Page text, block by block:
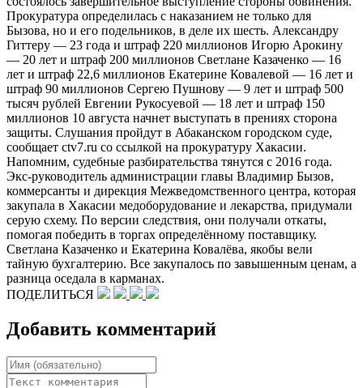
Прокуратура определилась с наказанием не только для
Бызова, но и его подельников, в деле их шесть. Александру
Гиттеру — 23 года и штраф 220 миллионов Игорю Арокину
— 20 лет и штраф 200 миллионов Светлане Казаченко — 16
лет и штраф 22,6 миллионов Екатерине Ковалевой — 16 лет и
штраф 90 миллионов Сергею Пушнову — 9 лет и штраф 500
тысяч рублей Евгении Рукосуевой — 18 лет и штраф 150
миллионов 10 августа начнет выступать в прениях сторона
защиты. Слушания пройдут в Абаканском городском суде,
сообщает ctv7.ru со ссылкой на прокуратуру Хакасии.
Напомним, судебные разбирательства тянутся с 2016 года.
Экс-руководитель администрации главы Владимир Бызов,
коммерсанты и дирекция Межведомственного центра, которая
закупала в Хакасии медоборудование и лекарства, придумали
серую схему. По версии следствия, они получали откаты,
помогая победить в торгах определённому поставщику.
Светлана Казаченко и Екатерина Ковалёва, якобы вели
тайную бухгалтерию. Все закупалось по завышенным ценам, а
разница оседала в карманах.
ПОДЕЛИТЬСЯ
Добавить комментарий